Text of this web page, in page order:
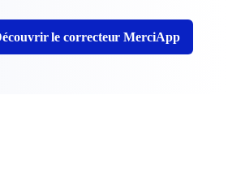
le correcteur MerciApp